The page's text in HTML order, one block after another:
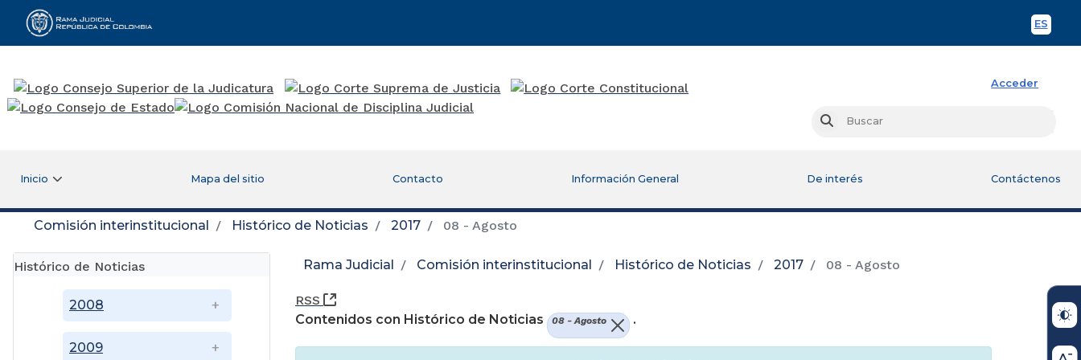
ES
Rama Judicial
Acceder
Buscar
Inicio Mapa del sitio Contacto Información General De interés Contáctenos
Comisión interinstitucional Histórico de Noticias 2017 08 - Agosto
Histórico de Noticias
2008
2009
Rama Judicial Comisión interinstitucional Histórico de Noticias 2017 08 - Agosto
RSS
(Abre una nueva ventana)
Contenidos con Histórico de Noticias
08 - Agosto .